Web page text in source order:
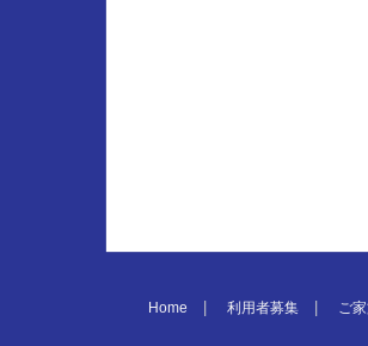
Home 利用者募集 ご